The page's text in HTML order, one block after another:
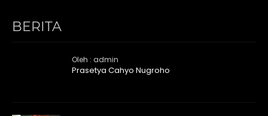
BERITA
Oleh : admin
Prasetya Cahyo Nugroho